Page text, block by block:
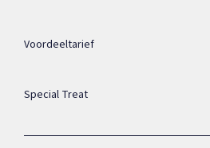
Voordeeltarief
Special Treat